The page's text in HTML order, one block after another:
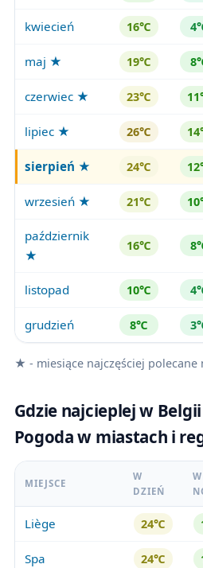
kwiecień 16℃
maj ★ 19℃
czerwiec ★ 23℃
lipiec ★ 26℃
sierpień ★ 24℃
wrzesień ★ 21℃
październik
★
16℃
listopad 10℃
grudzień 8℃
★ - miesiące najczęściej polecane
Gdzie najcieplej w
Pogoda w miastach i
MIEJSCE
W
DZIEŃ
W
Liège 24℃
Spa 24℃